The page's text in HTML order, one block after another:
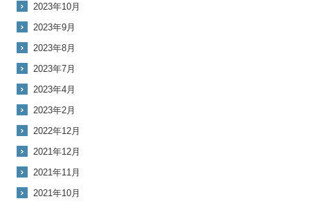
2023年10月
2023年9月
2023年8月
2023年7月
2023年4月
2023年2月
2022年12月
2021年12月
2021年11月
2021年10月